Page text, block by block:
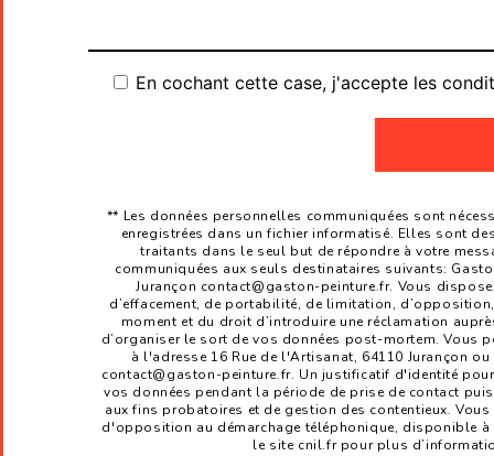
En cochant cette case, j'accepte les
** Les données personnelles communiquées sont
enregistrées dans un fichier informatisé. Elles sont
traitants dans le seul but de répondre à votre
communiquées aux seuls destinataires suivants:
Jurançon contact@gaston-peinture.fr. Vous
d’effacement, de portabilité, de limitation,
moment et du droit d’introduire une réclamation
d’organiser le sort de vos données post-mortem. Vous
à l'adresse 16 Rue de l'Artisanat, 64110 Jurançon
contact@gaston-peinture.fr. Un justificatif d'identité
vos données pendant la période de prise de contact
aux fins probatoires et de gestion des contentieux.
d'opposition au démarchage téléphonique, disponible à
le site cnil.fr pour plus